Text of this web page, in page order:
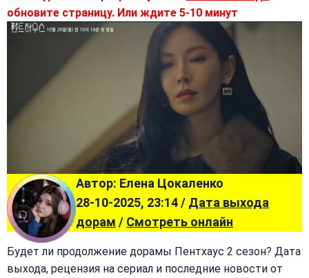
обновите страницу. Или ждите 5-10 минут
Автор: Елена Цокаленко
28-10-2025, 23:14 / Дата выхода
дорам / Смотреть онлайн
Будет ли продолжение дорамы Пентхаус 2 сезон? Дата
выхода, рецензия на сериал и последние новости от